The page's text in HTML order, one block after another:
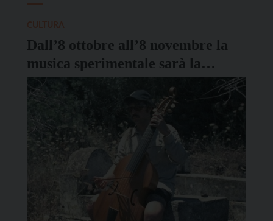
Dall’8 ottobre all’8 novembre la
musica sperimentale sarà la
protagonista di “Neanche Per
Sogno Vol.3”